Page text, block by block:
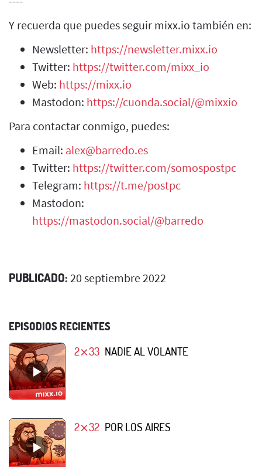
Y recuerda que puedes seguir mixx.io también en:
Newsletter: https://newsletter.mixx.io
Twitter: https://twitter.com/mixx_io
Web: https://mixx.io
Mastodon: https://cuonda.social/@mixxio
Para contactar conmigo, puedes:
Email: alex@barredo.es
Twitter: https://twitter.com/somospostpc
Telegram: https://t.me/postpc
Mastodon:
https://mastodon.social/@barredo
PUBLICADO: 20 septiembre 2022
EPISODIOS RECIENTES
2⨯33 NADIE AL VOLANTE
2⨯32 POR LOS AIRES